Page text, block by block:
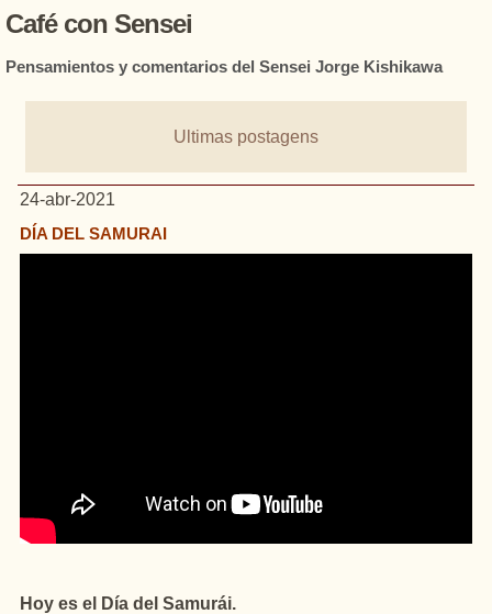
Café con Sensei
Pensamientos y comentarios del Sensei Jorge Kishikawa
Ultimas postagens
24-abr-2021
DÍA DEL SAMURAI
Hoy es el Día del Samurái.